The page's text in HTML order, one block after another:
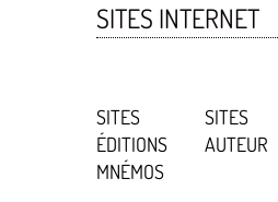
SITES INTERNET
SITES
ÉDITIONS
MNÉMOS
SITES
AUTEUR